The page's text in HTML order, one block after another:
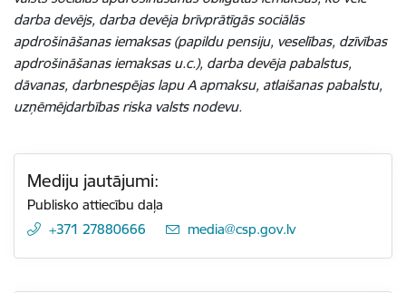
darba devējs, darba devēja brīvprātīgās sociālās
apdrošināšanas iemaksas (papildu pensiju, veselības, dzīvības
apdrošināšanas iemaksas u.c.), darba devēja pabalstus,
dāvanas, darbnespējas lapu A apmaksu, atlaišanas pabalstu,
uzņēmējdarbības riska valsts nodevu.
Mediju jautājumi:
Publisko attiecību daļa
+371 27880666
E-pasts:
media@csp.gov.lv